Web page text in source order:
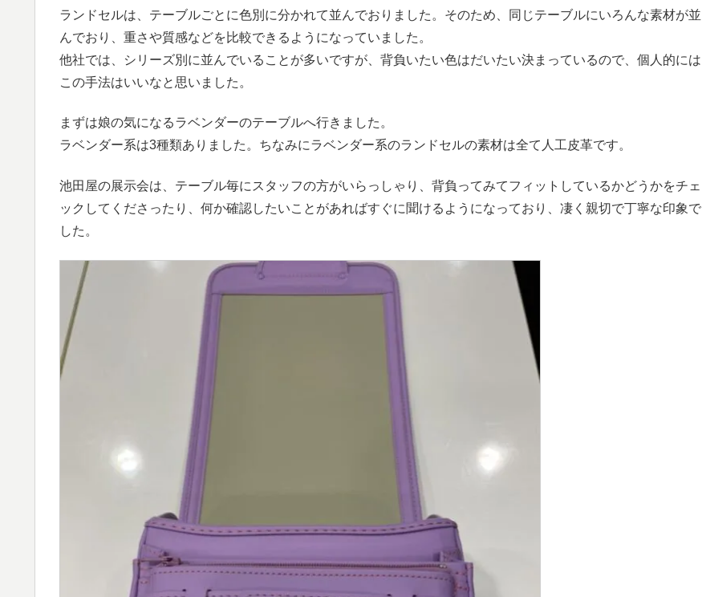
ランドセルは、テーブルごとに色別に分かれて並んでおりました。そのため、同じテーブルにいろんな素材が並
んでおり、重さや質感などを比較できるようになっていました。
他社では、シリーズ別に並んでいることが多いですが、背負いたい色はだいたい決まっているので、個人的には
この手法はいいなと思いました。
まずは娘の気になるラベンダーのテーブルへ行きました。
ラベンダー系は3種類ありました。ちなみにラベンダー系のランドセルの素材は全て人工皮革です。
池田屋の展示会は、テーブル毎にスタッフの方がいらっしゃり、背負ってみてフィットしているかどうかをチェ
ックしてくださったり、何か確認したいことがあればすぐに聞けるようになっており、凄く親切で丁寧な印象で
した。